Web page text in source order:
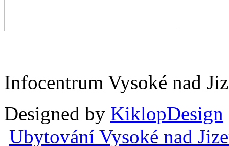
Infocentrum Vysoké nad
Designed by KiklopDesign
Ubytování Vysoké nad